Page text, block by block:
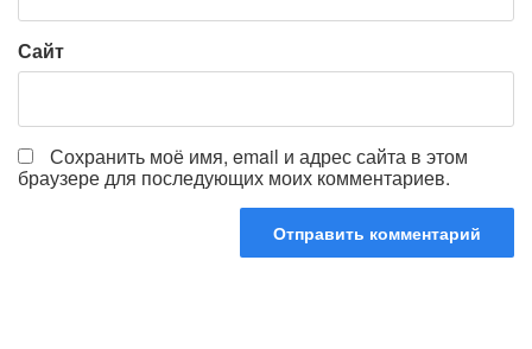
Сайт
Сохранить моё имя, email и адрес сайта в этом
браузере для последующих моих комментариев.